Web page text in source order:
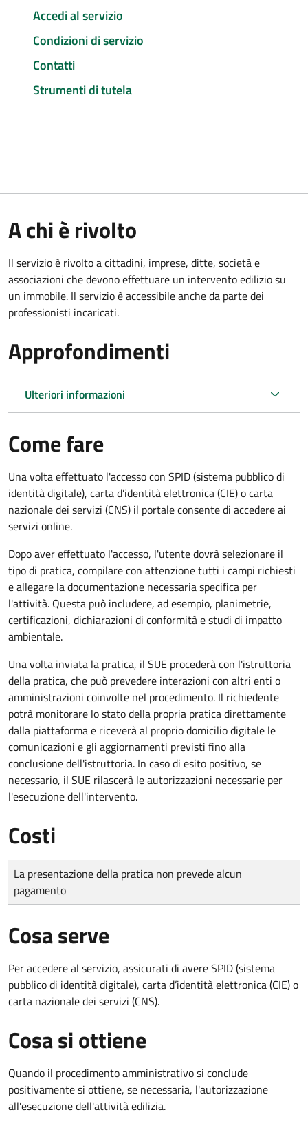
Accedi al servizio
Condizioni di servizio
Contatti
Strumenti di tutela
A chi è rivolto
Il servizio è rivolto a cittadini, imprese, ditte, società e
associazioni che devono effettuare un intervento edilizio su
un immobile. Il servizio è accessibile anche da parte dei
professionisti incaricati.
Approfondimenti
Ulteriori informazioni
Come fare
Una volta effettuato l'accesso con SPID (sistema pubblico di
identità digitale), carta d’identità elettronica (CIE) o carta
nazionale dei servizi (CNS) il portale consente di accedere ai
servizi online.
Dopo aver effettuato l'accesso, l'utente dovrà selezionare il
tipo di pratica, compilare con attenzione tutti i campi richiesti
e allegare la documentazione necessaria specifica per
l'attività. Questa può includere, ad esempio, planimetrie,
certificazioni, dichiarazioni di conformità e studi di impatto
ambientale.
Una volta inviata la pratica, il SUE procederà con l'istruttoria
della pratica, che può prevedere interazioni con altri enti o
amministrazioni coinvolte nel procedimento. Il richiedente
potrà monitorare lo stato della propria pratica direttamente
dalla piattaforma e riceverà al proprio domicilio digitale le
comunicazioni e gli aggiornamenti previsti fino alla
conclusione dell'istruttoria. In caso di esito positivo, se
necessario, il SUE rilascerà le autorizzazioni necessarie per
l'esecuzione dell'intervento.
Costi
Tipo di pagamento
Importo
La presentazione della pratica non prevede alcun
pagamento
Cosa serve
Per accedere al servizio, assicurati di avere SPID (sistema
pubblico di identità digitale), carta d’identità elettronica (CIE) o
carta nazionale dei servizi (CNS).
Cosa si ottiene
Quando il procedimento amministrativo si conclude
positivamente si ottiene, se necessaria, l'autorizzazione
all'esecuzione dell'attività edilizia.